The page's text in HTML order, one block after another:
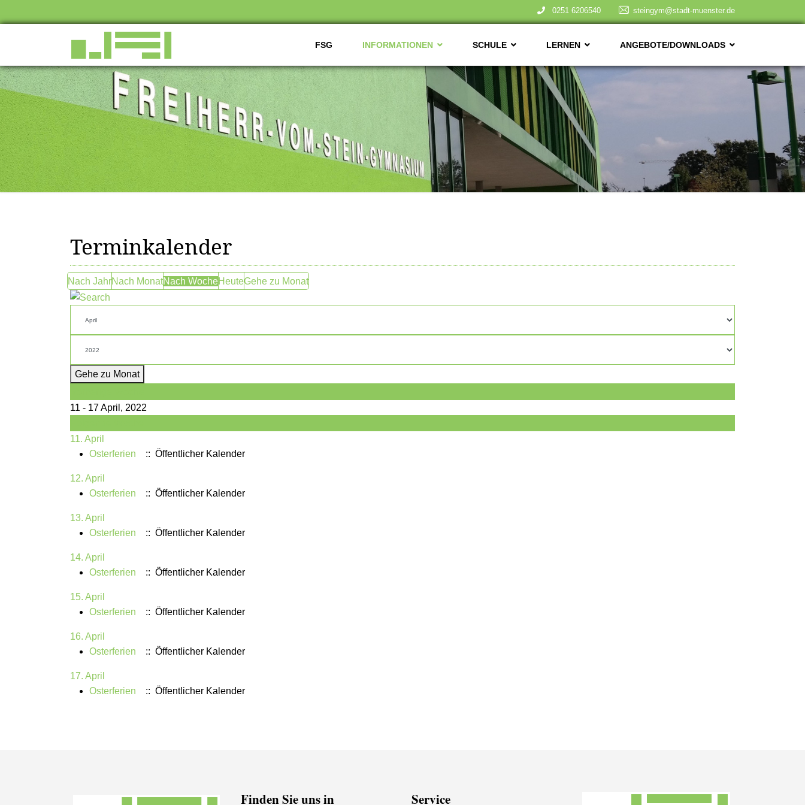
0251 6206540 steingym@stadt-muenster.de
FSG INFORMATIONEN SCHULE LERNEN ANGEBOTE/DOWNLOADS
Terminkalender
Nach JahrNach MonatNach WocheHeuteGehe zu Monat
Gehe zu Monat
11 - 17 April, 2022
11. April
Osterferien
:: Öffentlicher Kalender
12. April
Osterferien
:: Öffentlicher Kalender
13. April
Osterferien
:: Öffentlicher Kalender
14. April
Osterferien
:: Öffentlicher Kalender
15. April
Osterferien
:: Öffentlicher Kalender
16. April
Osterferien
:: Öffentlicher Kalender
17. April
Osterferien
:: Öffentlicher Kalender
Finden Sie uns in Service